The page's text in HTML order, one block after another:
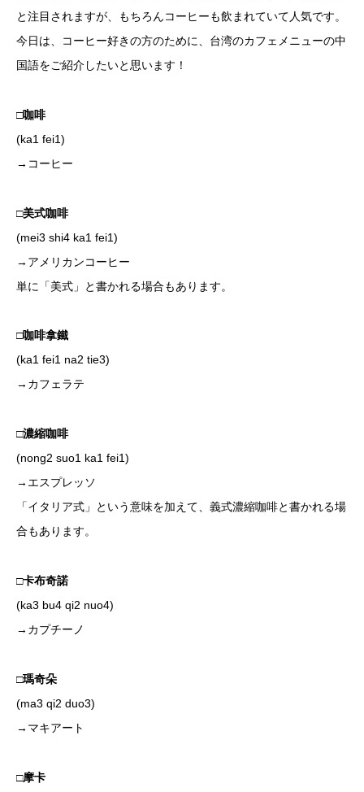
と注目されますが、もちろんコーヒーも飲まれていて人気です。
今日は、コーヒー好きの方のために、台湾のカフェメニューの中
国語をご紹介したいと思います！
□咖啡
(ka1 fei1)
→コーヒー
□美式咖啡
(mei3 shi4 ka1 fei1)
→アメリカンコーヒー
単に「美式」と書かれる場合もあります。
□咖啡拿鐵
(ka1 fei1 na2 tie3)
→カフェラテ
□濃縮咖啡
(nong2 suo1 ka1 fei1)
→エスプレッソ
「イタリア式」という意味を加えて、義式濃縮咖啡と書かれる場
合もあります。
□卡布奇諾
(ka3 bu4 qi2 nuo4)
→カプチーノ
□瑪奇朵
(ma3 qi2 duo3)
→マキアート
□摩卡